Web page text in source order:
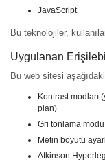
JavaScript
Bu teknolojiler,
Uygulanan
Bu web sitesi
Kontrast modları
plan)
Gri tonlama modu
Metin boyutu
Atkinson